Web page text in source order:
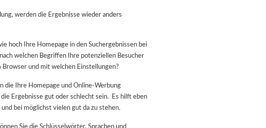
werden die Ergebnisse wieder anders
hoch Ihre Homepage in den Suchergebnissen bei
welchen Begriffen Ihre potenziellen Besucher
Browser und mit welchen Einstellungen?
die Ihre Homepage und Online-Werbung
Ergebnisse gut oder schlecht sein. Es hilft eben
bei möglichst vielen gut da zu stehen.